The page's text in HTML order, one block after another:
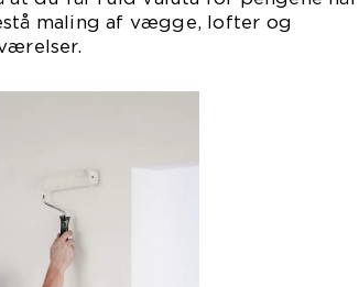
maling af vægge, lofter og